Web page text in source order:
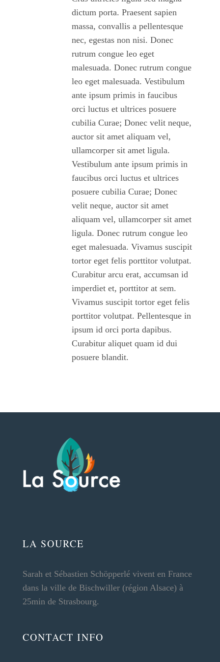
dictum porta. Praesent sapien
massa, convallis a pellentesque
nec, egestas non nisi. Donec
rutrum congue leo eget
malesuada. Donec rutrum congue
leo eget malesuada. Vestibulum
ante ipsum primis in faucibus
orci luctus et ultrices posuere
cubilia Curae; Donec velit neque,
auctor sit amet aliquam vel,
ullamcorper sit amet ligula.
Vestibulum ante ipsum primis in
faucibus orci luctus et ultrices
posuere cubilia Curae; Donec
velit neque, auctor sit amet
aliquam vel, ullamcorper sit amet
ligula. Donec rutrum congue leo
eget malesuada. Vivamus suscipit
tortor eget felis porttitor volutpat.
Curabitur arcu erat, accumsan id
imperdiet et, porttitor at sem.
Vivamus suscipit tortor eget felis
porttitor volutpat. Pellentesque in
ipsum id orci porta dapibus.
Curabitur aliquet quam id dui
posuere blandit.
LA SOURCE
Sarah et Sébastien Schöpperlé vivent en France
dans la ville de Bischwiller (région Alsace) à
25min de Strasbourg.
CONTACT INFO